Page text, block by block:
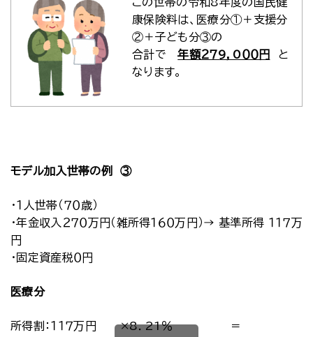
康保険料は、医療分①＋支援分
②＋子ども分③の
合計で年額２７9，0００円
と
なります。
モデル加入世帯の例 ③
・１人世帯（７０歳）
・年金収入２７０万円（雑所得１６０万円）→ 基準所得 １１７万
円
・固定資産税０円
医療分
所得割：１１７万円 ×8．21％
＝